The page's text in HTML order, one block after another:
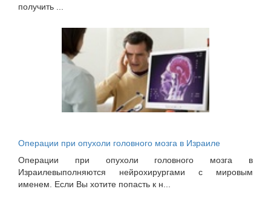
получить ...
Операции при опухоли головного мозга в Израиле
Операции при опухоли головного мозга в
Израилевыполняются нейрохирургами с мировым
именем. Если Вы хотите попасть к н...